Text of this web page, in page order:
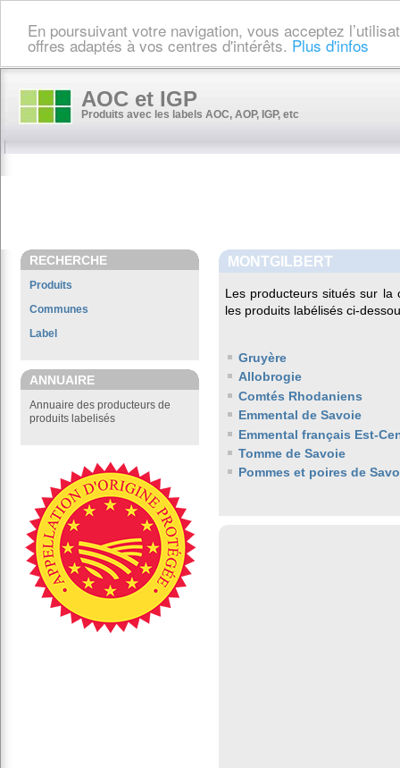
En poursuivant votre navigation, vous acceptez
offres adaptés à vos centres d'intérêts. Plus d'infos
AOC et IGP
Produits avec les labels AOC, AOP, IGP, etc
RECHERCHE
Produits
Communes
Label
ANNUAIRE
Annuaire des producteurs de
produits labelisés
MONTGILBERT
Les producteurs situés sur la
les produits labélisés ci-
Gruyère
Allobrogie
Comtés Rhodaniens
Emmental de Savoie
Emmental français Est-
Tomme de Savoie
Pommes et poires de